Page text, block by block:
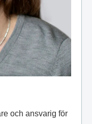
och ansvarig för